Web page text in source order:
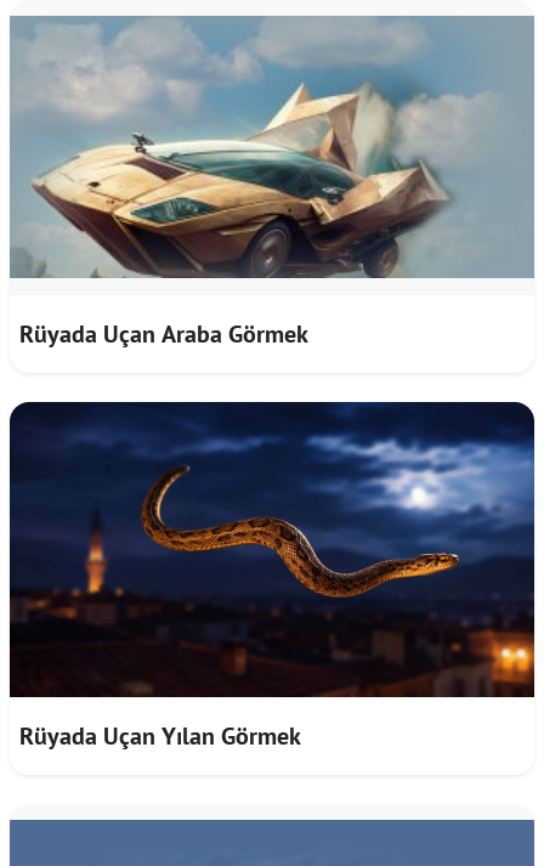
Rüyada Uçan Araba Görmek
Rüyada Uçan Yılan Görmek